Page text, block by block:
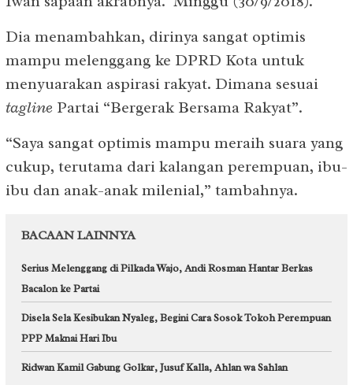
Dia menambahkan, dirinya sangat optimis
mampu melenggang ke DPRD Kota untuk
menyuarakan aspirasi rakyat. Dimana sesuai
tagline Partai “Bergerak Bersama Rakyat”.
“Saya sangat optimis mampu meraih suara yang
cukup, terutama dari kalangan perempuan, ibu-
ibu dan anak-anak milenial,” tambahnya.
BACAAN LAINNYA
Serius Melenggang di Pilkada Wajo, Andi Rosman Hantar Berkas
Bacalon ke Partai
Disela Sela Kesibukan Nyaleg, Begini Cara Sosok Tokoh Perempuan
PPP Maknai Hari Ibu
Ridwan Kamil Gabung Golkar, Jusuf Kalla, Ahlan wa Sahlan